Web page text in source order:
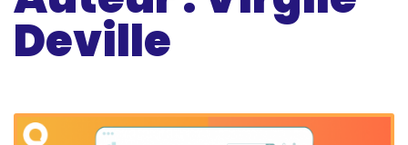
Deville